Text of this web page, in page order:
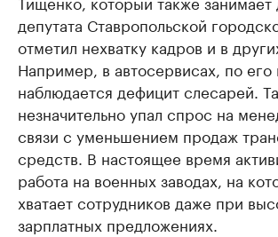
депутата Ставропольской
отметил нехватку кадров и в
Например, в автосервисах, по
наблюдается дефицит слесарей.
незначительно упал спрос на
связи с уменьшением продаж
средств. В настоящее время
работа на военных заводах, на
хватает сотрудников даже при
зарплатных предложениях.